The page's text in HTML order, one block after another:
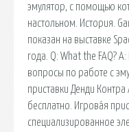
эмулятор, с помощью
настольном. История.
показан на выставке
года. Q: What the FAQ?
вопросы по работе с
приставки Денди
бесплатно. Игрова́я
специализированное